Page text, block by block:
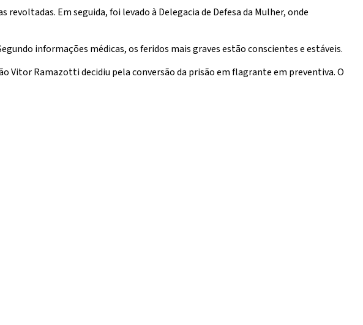
Em seguida, foi levado à Delegacia de Defesa da Mulher, onde
informações médicas, os feridos mais graves estão conscientes e estáveis.
Vitor Ramazotti decidiu pela conversão da prisão em flagrante em preventiva. O